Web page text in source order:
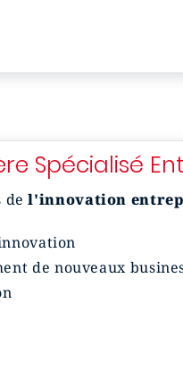
Spécialisé
del'innovation
de nouveaux